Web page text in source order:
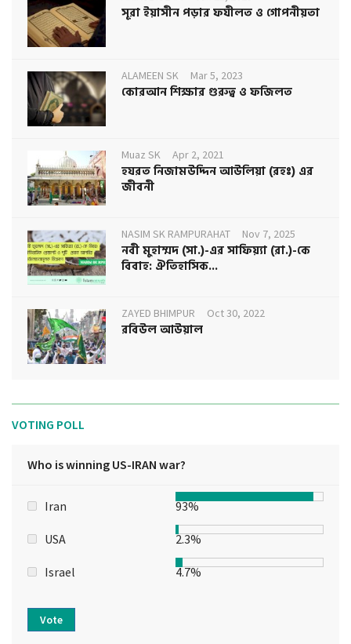
সূরা ইয়াসীন পড়ার ফযীলত ও গোপনীয়তা
ALAMEEN SK Mar 5, 2023
কোরআন শিক্ষার গুরুত্ব ও ফজিলত
Muaz SK Apr 2, 2021
হযরত নিজামউদ্দিন আউলিয়া (রহঃ) এর
জীবনী
NASIM SK RAMPURAHAT Nov 7, 2025
নবী মুহাম্মদ (সা.)-এর সাফিয়্যা (রা.)-কে
বিবাহ: ঐতিহাসিক...
ZAYED BHIMPUR Oct 30, 2022
রবিউল আউয়াল
VOTING POLL
Who is winning US-IRAN war?
Iran 93%
USA 2.3%
Israel 4.7%
Vote